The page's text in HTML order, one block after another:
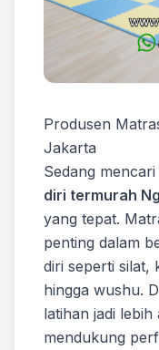
Produsen
Jakarta
Sedang mencari
diri termurah
yang tepat.
penting dalam
diri seperti silat,
hingga wushu.
latihan jadi
mendukung